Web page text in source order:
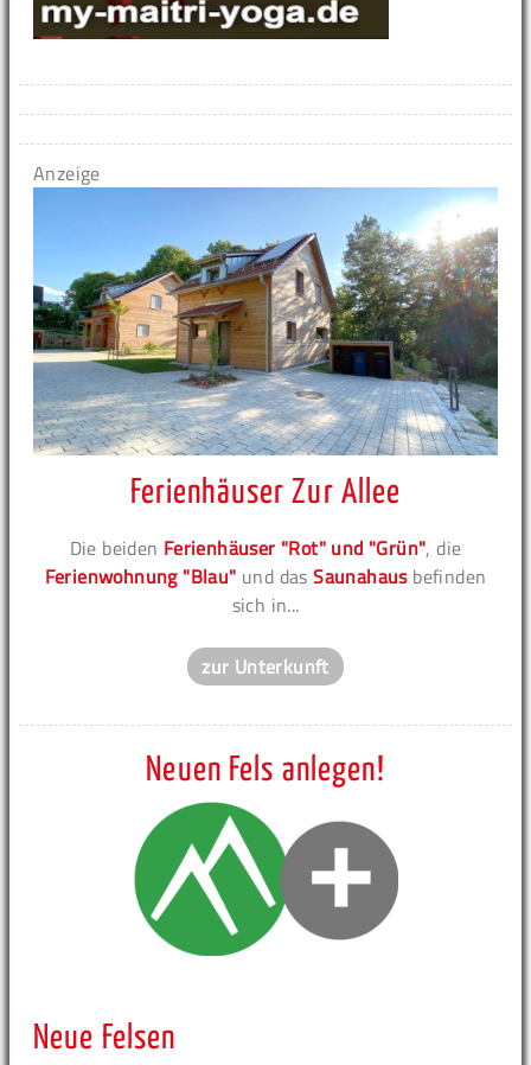
Anzeige
Ferienhäuser Zur Allee
Die beiden Ferienhäuser "Rot" und "Grün", die
Ferienwohnung "Blau" und dasSaunahausbefinden
sich in...
zur Unterkunft
Neuen Fels anlegen!
Neue Felsen